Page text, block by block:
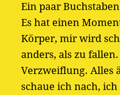
Ein paar
Es hat einen
Körper, mir wird
anders, als zu
Verzweiflung. Alles
schaue ich nach,